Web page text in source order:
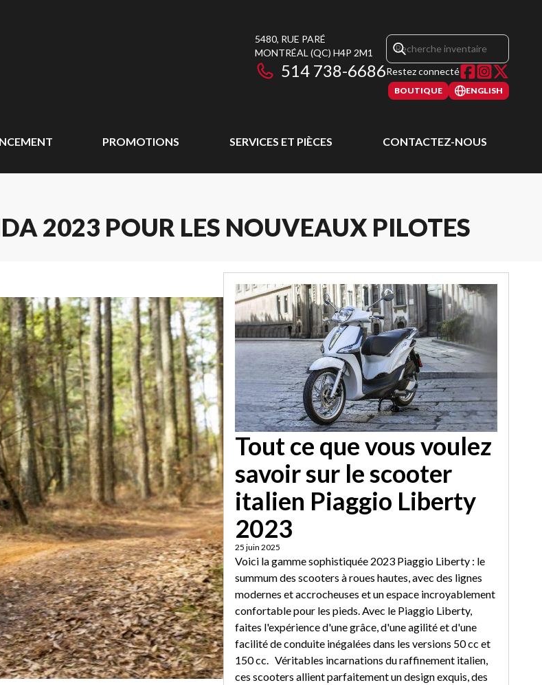
5480, RUE PARÉ
MONTRÉAL (QC) H4P 2M1
514 738-6686Restez connecté
BOUTIQUE ENGLISH
PROMOTIONS SERVICES ET PIÈCES CONTACTEZ-NOUS
2023 POUR LES NOUVEAUX PILOTES
Tout ce que vous voulez
savoir sur le scooter
italien Piaggio Liberty
2023
25 juin 2025
Voici la gamme sophistiquée 2023 Piaggio Liberty : le
summum des scooters à roues hautes, avec des lignes
modernes et accrocheuses et un espace incroyablement
confortable pour les pieds. Avec le Piaggio Liberty,
faites l'expérience d'une grâce, d'une agilité et d'une
facilité de conduite inégalées dans les versions 50 cc et
150 cc. Véritables incarnations du raffinement italien,
ces scooters allient parfaitement un design exquis, des